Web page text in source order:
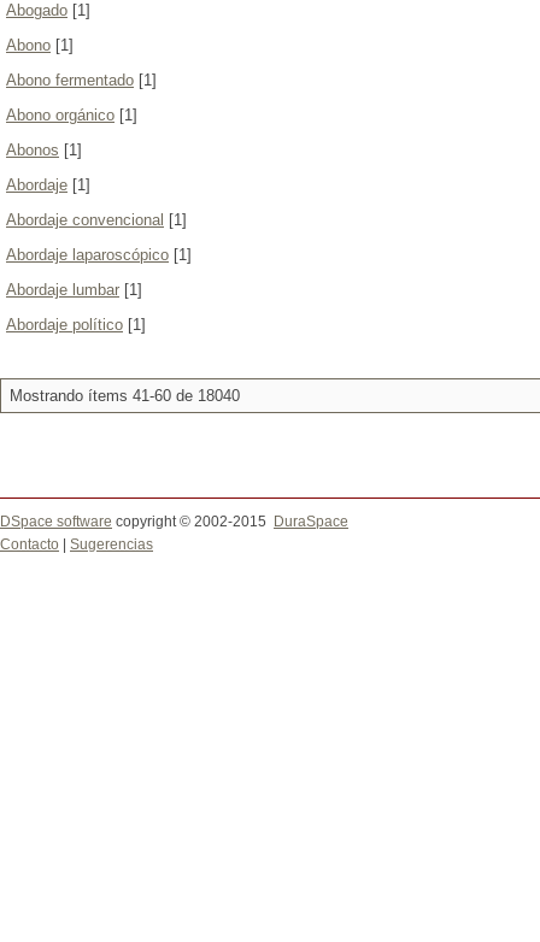
Abogado [1]
Abono [1]
Abono fermentado [1]
Abono orgánico [1]
Abonos [1]
Abordaje [1]
Abordaje convencional [1]
Abordaje laparoscópico [1]
Abordaje lumbar [1]
Abordaje político [1]
Mostrando ítems 41-60 de 18040
DSpace software copyright © 2002-2015
DuraSpace
Contacto
Sugerencias